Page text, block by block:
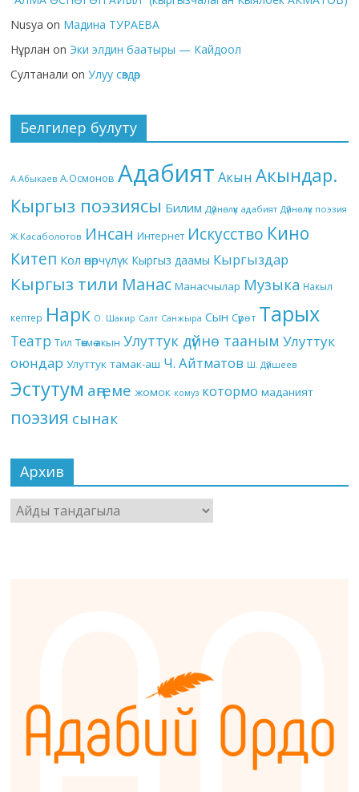
Nusya on Мадина ТУРАЕВА
Нұрлан on Эки элдин баатыры — Кайдоол
Султанали onУлуу сөздөр
Белгилер булуту
А.Абыкаев А.Осмонов Адабият Акын Акындар.
Кыргыз поэзиясы Билим Дүйнөлүк адабият Дүйнөлүк поэзия
Ж.Касаболотов Инсан Интернет Искусство Кино
Китеп Кол өнөрчүлүк Кыргыз даамы Кыргыздар
Кыргыз тили Манас Манасчылар Музыка Накыл
кептер Нарк О. Шакир Салт Санжыра Сын Сүрөт Тарых
Театр Тил Төкмө акын Улуттук дүйнө тааным Улуттук
оюндар Улуттук тамак-аш Ч. Айтматов Ш. Дүйшеев
Эстутум аңгеме жомок комуз котормо маданият
поэзия сынак
Архив
Архив